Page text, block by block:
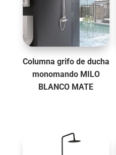
Columna grifo de ducha
monomando MILO
BLANCO MATE